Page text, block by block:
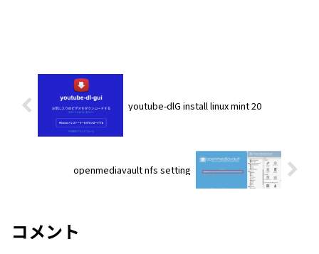
youtube-dlG install linux mint 20
openmediavault nfs setting
コメント